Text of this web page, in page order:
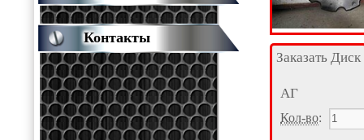
Заказать Диск
АГ
Кол-во:
Контакты